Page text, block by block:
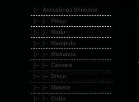
¦-- Acessórios Shimano
¦-- ¦-- Pinça
¦-- ¦-- Roda
¦-- ¦-- Manipulo
¦-- ¦-- Mudança
¦-- ¦-- Cassete
¦-- ¦-- Disco
¦-- ¦-- Manete
¦-- ¦-- Cubo